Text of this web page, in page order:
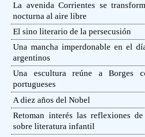
La avenida Corrientes se
nocturna al aire libre
El sino literario de la persecusión
Una mancha imperdonable en el
argentinos
Una escultura reúne a Borges
portugueses
A diez años del Nobel
Retoman interés las reflexiones
sobre literatura infantil